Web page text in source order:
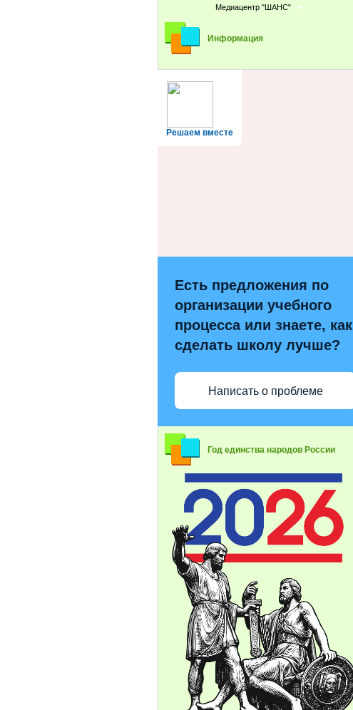
Медиацентр "ШАНС"
Информация
Решаем вместе
Есть предложения по
организации учебного
процесса или знаете, как
сделать школу лучше?
Написать о проблеме
Год единства народов России